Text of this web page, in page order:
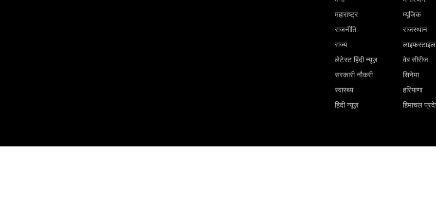
महाराष्ट्र
म्यूजिक
राजनीति
राजस्थान
राज्य
लाइफस्टाइल
लेटेस्ट हिंदी न्यूज़
वेब सीरीज
सरकारी नौकरी
सिनेमा
स्वास्थ्य
हरियाणा
हिंदी न्यूज़
हिमाचल